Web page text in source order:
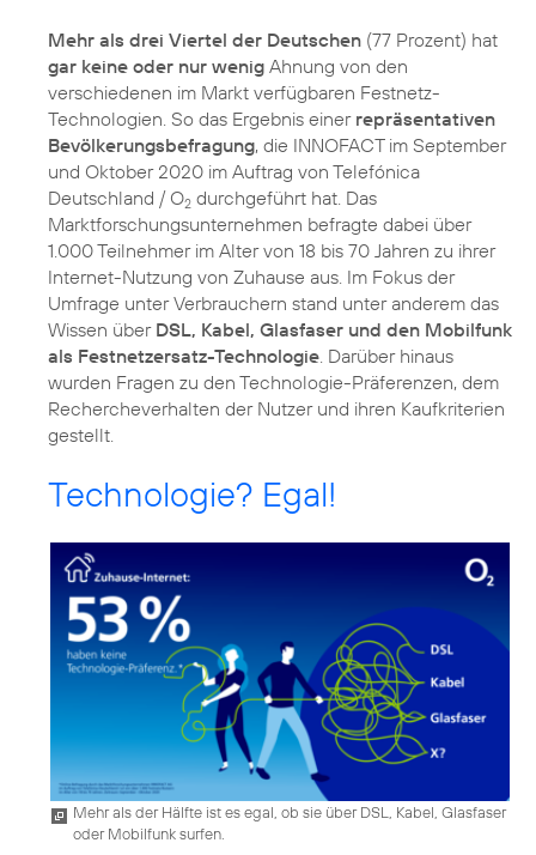
Mehr als drei Viertel der Deutschen (77 Prozent) hat
gar keine oder nur wenig Ahnung von den
verschiedenen im Markt verfügbaren Festnetz-
Technologien. So das Ergebnis einer repräsentativen
Bevölkerungsbefragung, die INNOFACT im September
und Oktober 2020 im Auftrag von Telefónica
Deutschland / O2 durchgeführt hat. Das
Marktforschungsunternehmen befragte dabei über
1.000 Teilnehmer im Alter von 18 bis 70 Jahren zu ihrer
Internet-Nutzung von Zuhause aus. Im Fokus der
Umfrage unter Verbrauchern stand unter anderem das
Wissen über DSL, Kabel, Glasfaser und den Mobilfunk
als Festnetzersatz-Technologie . Darüber hinaus
wurden Fragen zu den Technologie-Präferenzen, dem
Rechercheverhalten der Nutzer und ihren Kaufkriterien
gestellt.
Technologie? Egal!
Mehr als der Hälfte ist es egal, ob sie über DSL, Kabel, Glasfaser
oder Mobilfunk surfen.